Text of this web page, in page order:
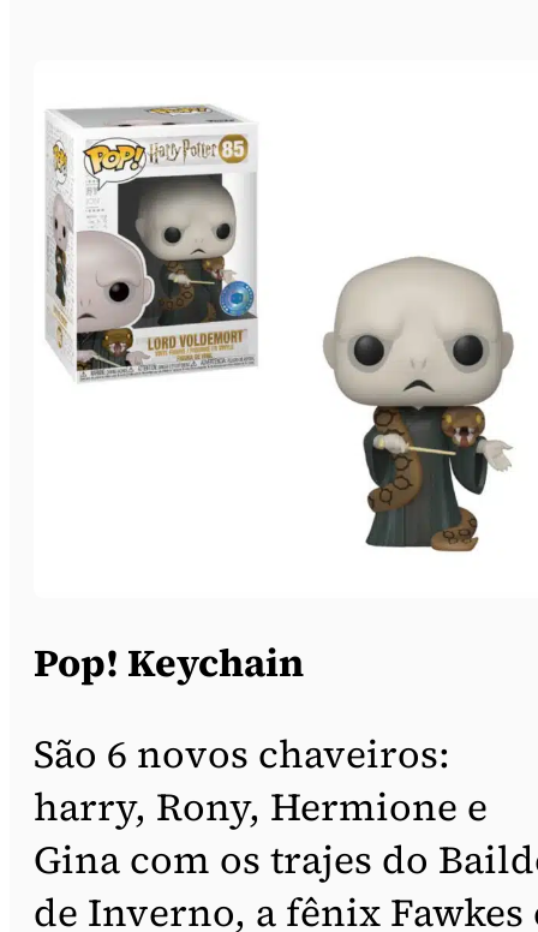
Pop! Keychain
São 6 novos chaveiros:
harry, Rony, Hermione e
Gina com os trajes do
de Inverno, a fênix Fawkes